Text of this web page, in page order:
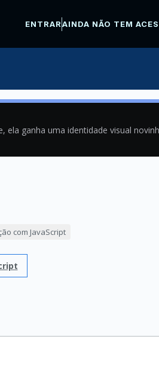
ENTRARAINDA NÃO TEM
ela ganha uma identidade visual
com JavaScript